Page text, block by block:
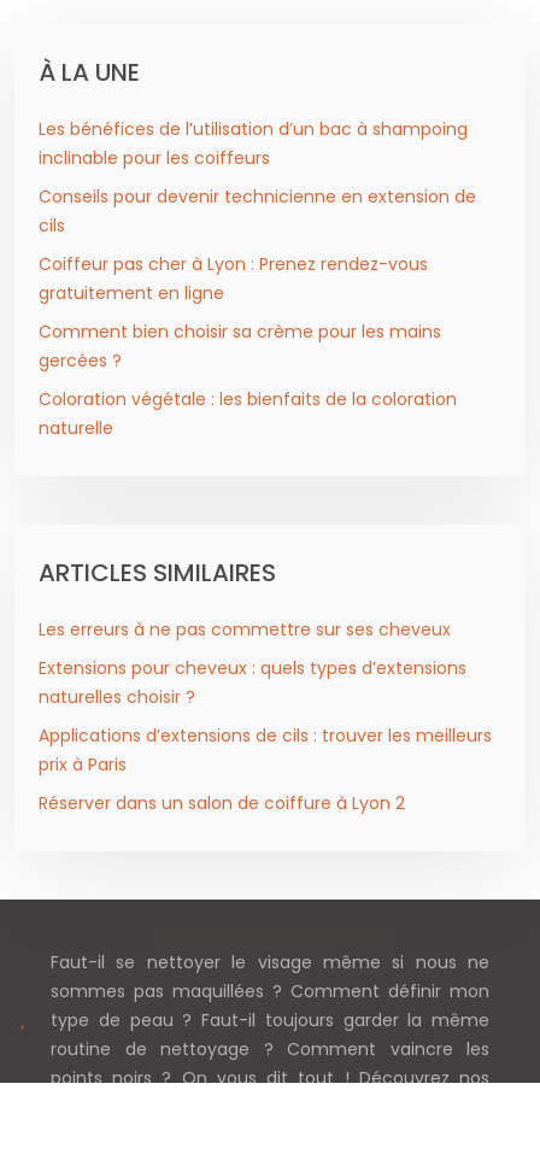
À LA UNE
Les bénéfices de l’utilisation d’un bac à shampoing
inclinable pour les coiffeurs
Conseils pour devenir technicienne en extension de
cils
Coiffeur pas cher à Lyon : Prenez rendez-vous
gratuitement en ligne
Comment bien choisir sa crème pour les mains
gercées ?
Coloration végétale : les bienfaits de la coloration
naturelle
ARTICLES SIMILAIRES
Les erreurs à ne pas commettre sur ses cheveux
Extensions pour cheveux : quels types d’extensions
naturelles choisir ?
Applications d’extensions de cils : trouver les meilleurs
prix à Paris
Réserver dans un salon de coiffure à Lyon 2
Faut-il se nettoyer le visage même si nous ne
sommes pas maquillées ? Comment définir mon
type de peau ? Faut-il toujours garder la même
routine de nettoyage ? Comment vaincre les
points noirs ? On vous dit tout ! Découvrez nos